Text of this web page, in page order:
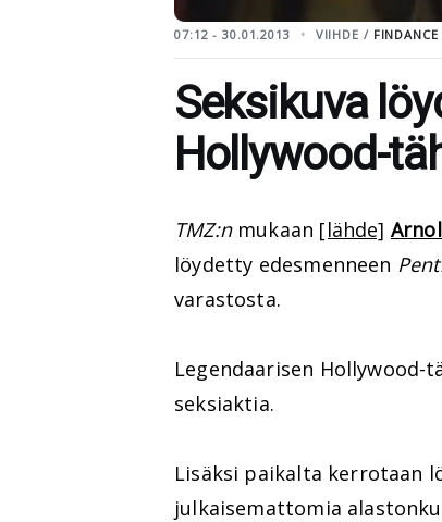
07:12 - 30.01.2013 VIIHDE / FINDANCE
Seksikuva
Hollywood-
TMZ:nmukaan [lähde]
löydetty edesmenneen
varastosta.
Legendaarisen Hollywood-
seksiaktia.
Lisäksi paikalta kerrotaan
julkaisemattomia